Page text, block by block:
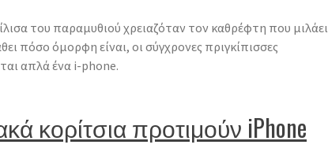
του παραμυθιού χρειαζόταν τον καθρέφτη που μιλάει
πόσο όμορφη είναι, οι σύγχρονες πριγκίπισσες
απλά ένα i-phone.
κορίτσια προτιμούν iPhone